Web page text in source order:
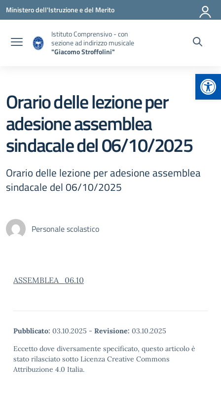
Vai ai contenuti
Vai al menu di navigazione
Vai al footer
Ministero dell'Istruzione e del Merito
Istituto Comprensivo - con
sezione ad indirizzo musicale
"Giacomo Stroffolini"
Orario delle lezione per
adesione assemblea
sindacale del 06/10/2025
Orario delle lezione per adesione assemblea
sindacale del 06/10/2025
Personale scolastico
ASSEMBLEA_06.10
Pubblicato: 03.10.2025 - Revisione: 03.10.2025
Eccetto dove diversamente specificato, questo articolo è
stato rilasciato sotto Licenza Creative Commons
Attribuzione 4.0 Italia.